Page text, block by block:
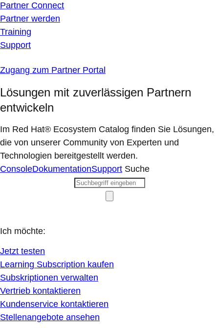
Partner Connect
Partner werden
Training
Support
Zugang zum Partner Portal
Lösungen mit zuverlässigen Partnern
entwickeln
Im Red Hat® Ecosystem Catalog finden Sie Lösungen,
die von unserer Community von Experten und
Technologien bereitgestellt werden.
ConsoleDokumentationSupport Suche
Ich möchte:
Jetzt testen
Learning Subscription kaufen
Subskriptionen verwalten
Vertrieb kontaktieren
Kundenservice kontaktieren
Stellenangebote ansehen